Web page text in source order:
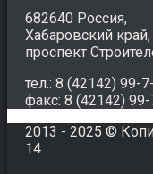
682640 Россия,
Хабаровский
проспект
тел.: 8 (42142) 99-
факс: 8 (42142) 99-
2013 - 2025 ©
14